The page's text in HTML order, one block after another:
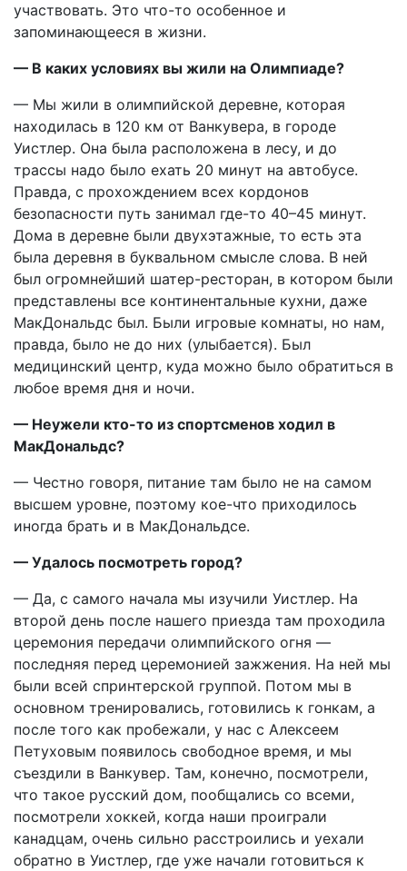
участвовать. Это что-то особенное и
запоминающееся в жизни.
— В каких условиях вы жили на Олимпиаде?
— Мы жили в олимпийской деревне, которая
находилась в 120 км от Ванкувера, в городе
Уистлер. Она была расположена в лесу, и до
трассы надо было ехать 20 минут на автобусе.
Правда, с прохождением всех кордонов
безопасности путь занимал где-то 40–45 минут.
Дома в деревне были двухэтажные, то есть эта
была деревня в буквальном смысле слова. В ней
был огромнейший шатер-ресторан, в котором были
представлены все континентальные кухни, даже
МакДональдс был. Были игровые комнаты, но нам,
правда, было не до них (улыбается). Был
медицинский центр, куда можно было обратиться в
любое время дня и ночи.
— Неужели кто-то из спортсменов ходил в
МакДональдс?
— Честно говоря, питание там было не на самом
высшем уровне, поэтому кое-что приходилось
иногда брать и в МакДональдсе.
— Удалось посмотреть город?
— Да, с самого начала мы изучили Уистлер. На
второй день после нашего приезда там проходила
церемония передачи олимпийского огня —
последняя перед церемонией зажжения. На ней мы
были всей спринтерской группой. Потом мы в
основном тренировались, готовились к гонкам, а
после того как пробежали, у нас с Алексеем
Петуховым появилось свободное время, и мы
съездили в Ванкувер. Там, конечно, посмотрели,
что такое русский дом, пообщались со всеми,
посмотрели хоккей, когда наши проиграли
канадцам, очень сильно расстроились и уехали
обратно в Уистлер, где уже начали готовиться к